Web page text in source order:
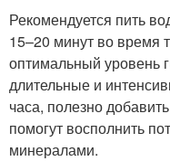
Рекомендуется пить
15–20 минут во время
оптимальный уровень
длительные и
часа, полезно
помогут восполнить
минералами.